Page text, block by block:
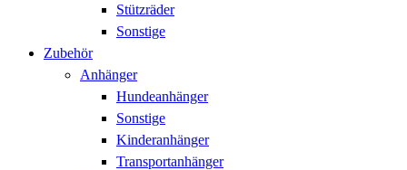
Stützräder
Sonstige
Zubehör
Anhänger
Hundeanhänger
Sonstige
Kinderanhänger
Transportanhänger